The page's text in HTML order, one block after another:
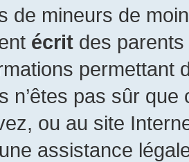
de mineurs de
écrit des parents
permettant
n’êtes pas sûr
ou au site
assistance